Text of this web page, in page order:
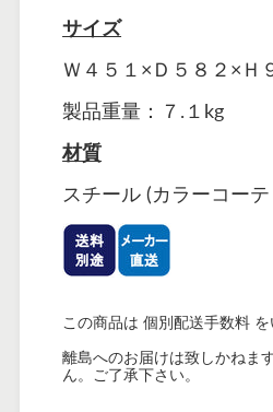
サイズ
Ｗ４５１×Ｄ５８２×Ｈ
製品重量：７.１kg
材質
スチール (カラーコー
この商品は 個別配送手数料 を
離島へのお届けは致しかねま
ん。ご了承下さい。